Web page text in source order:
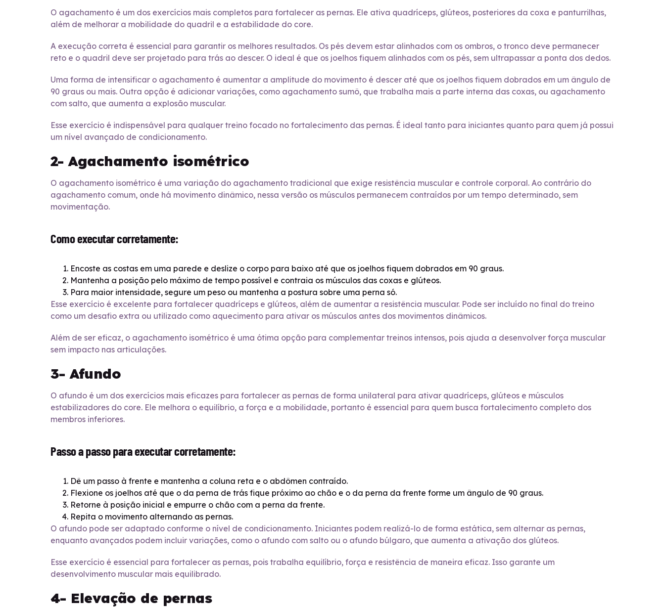
O agachamento é um dos exercícios mais completos para fortalecer as pernas. Ele ativa quadríceps, glúteos, posteriores da coxa e panturrilhas,
além de melhorar a mobilidade do quadril e a estabilidade do core.
A execução correta é essencial para garantir os melhores resultados. Os pés devem estar alinhados com os ombros, o tronco deve permanecer
reto e o quadril deve ser projetado para trás ao descer. O ideal é que os joelhos fiquem alinhados com os pés, sem ultrapassar a ponta dos dedos.
Uma forma de intensificar o agachamento é aumentar a amplitude do movimento é descer até que os joelhos fiquem dobrados em um ângulo de
90 graus ou mais. Outra opção é adicionar variações, como agachamento sumô, que trabalha mais a parte interna das coxas, ou agachamento
com salto, que aumenta a explosão muscular.
Esse exercício é indispensável para qualquer treino focado no fortalecimento das pernas. É ideal tanto para iniciantes quanto para quem já possui
um nível avançado de condicionamento.
2- Agachamento isométrico
O agachamento isométrico é uma variação do agachamento tradicional que exige resistência muscular e controle corporal. Ao contrário do
agachamento comum, onde há movimento dinâmico, nessa versão os músculos permanecem contraídos por um tempo determinado, sem
movimentação.
Como executar corretamente:
Encoste as costas em uma parede e deslize o corpo para baixo até que os joelhos fiquem dobrados em 90 graus.
Mantenha a posição pelo máximo de tempo possível e contraia os músculos das coxas e glúteos.
Para maior intensidade, segure um peso ou mantenha a postura sobre uma perna só.
Esse exercício é excelente para fortalecer quadríceps e glúteos, além de aumentar a resistência muscular. Pode ser incluído no final do treino
como um desafio extra ou utilizado como aquecimento para ativar os músculos antes dos movimentos dinâmicos.
Além de ser eficaz, o agachamento isométrico é uma ótima opção para complementar treinos intensos, pois ajuda a desenvolver força muscular
sem impacto nas articulações.
3- Afundo
O afundo é um dos exercícios mais eficazes para fortalecer as pernas de forma unilateral para ativar quadríceps, glúteos e músculos
estabilizadores do core. Ele melhora o equilíbrio, a força e a mobilidade, portanto é essencial para quem busca fortalecimento completo dos
membros inferiores.
Passo a passo para executar corretamente:
Dê um passo à frente e mantenha a coluna reta e o abdômen contraído.
Flexione os joelhos até que o da perna de trás fique próximo ao chão e o da perna da frente forme um ângulo de 90 graus.
Retorne à posição inicial e empurre o chão com a perna da frente.
Repita o movimento alternando as pernas.
O afundo pode ser adaptado conforme o nível de condicionamento. Iniciantes podem realizá-lo de forma estática, sem alternar as pernas,
enquanto avançados podem incluir variações, como o afundo com salto ou o afundo búlgaro, que aumenta a ativação dos glúteos.
Esse exercício é essencial para fortalecer as pernas, pois trabalha equilíbrio, força e resistência de maneira eficaz. Isso garante um
desenvolvimento muscular mais equilibrado.
4- Elevação de pernas